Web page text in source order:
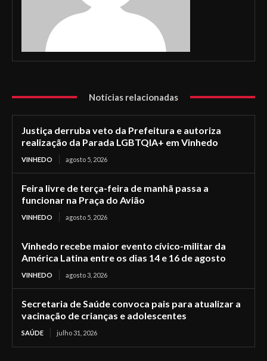
Notícias relacionadas
Justiça derruba veto da Prefeitura e autoriza
realização da Parada LGBTQIA+ em Vinhedo
VINHEDO agosto 5, 2026
Feira livre de terça-feira de manhã passa a
funcionar na Praça do Avião
VINHEDO agosto 5, 2026
Vinhedo recebe maior evento cívico-militar da
América Latina entre os dias 14 e 16 de agosto
VINHEDO agosto 3, 2026
Secretaria de Saúde convoca pais para atualizar a
vacinação de crianças e adolescentes
SAÚDE julho 31, 2026